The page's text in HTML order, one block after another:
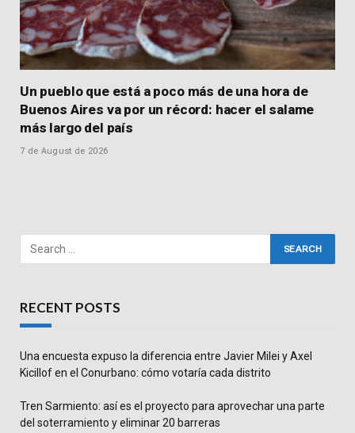
Un pueblo que está a poco más de una hora de
Buenos Aires va por un récord: hacer el salame
más largo del país
7 de August de 2026
RECENT POSTS
Una encuesta expuso la diferencia entre Javier Milei y Axel
Kicillof en el Conurbano: cómo votaría cada distrito
Tren Sarmiento: así es el proyecto para aprovechar una parte
del soterramiento y eliminar 20 barreras